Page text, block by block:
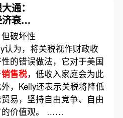
通：
衰退
破坏性
认为，将关税视作财政收
的错误做法，它对于美国
销售税，低收入家庭会为此
，Kelly还表示关税将降低
易，坚持自由竞争、自由
的价值观。 ……